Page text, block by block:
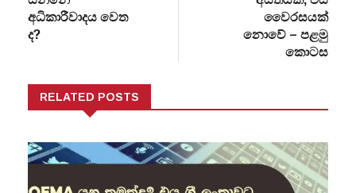
අධිකාරීවාදය වෙත
ද?
වෛරසයක්
නොවේ – පළමු
කොටස
RELATED POSTS